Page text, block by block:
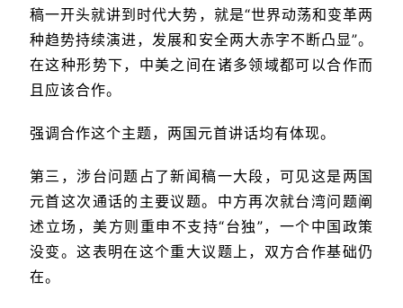
稿一开头就讲到时代大势，就是“世界动荡和变革两
种趋势持续演进，发展和安全两大赤字不断凸显”。
在这种形势下，中美之间在诸多领域都可以合作而
且应该合作。
强调合作这个主题，两国元首讲话均有体现。
第三，涉台问题占了新闻稿一大段，可见这是两国
元首这次通话的主要议题。中方再次就台湾问题阐
述立场，美方则重申不支持“台独”，一个中国政策
没变。这表明在这个重大议题上，双方合作基础仍
在。